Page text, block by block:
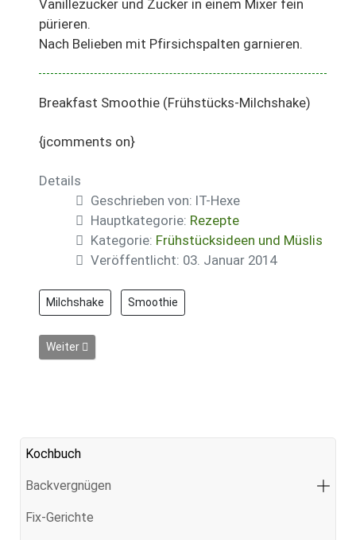
Vanillezucker und Zucker in einem Mixer fein
pürieren.
Nach Belieben mit Pfirsichspalten garnieren.
Breakfast Smoothie (Frühstücks-Milchshake)
{jcomments on}
Details
Geschrieben von: IT-Hexe
Hauptkategorie: Rezepte
Kategorie: Frühstücksideen und Müslis
Veröffentlicht: 03. Januar 2014
Milchshake Smoothie
Nächster Beitrag: Crepes mit Hähnchenbrust, Eisbergsalat
Weiter
Kochbuch
Backvergnügen
Fix-Gerichte